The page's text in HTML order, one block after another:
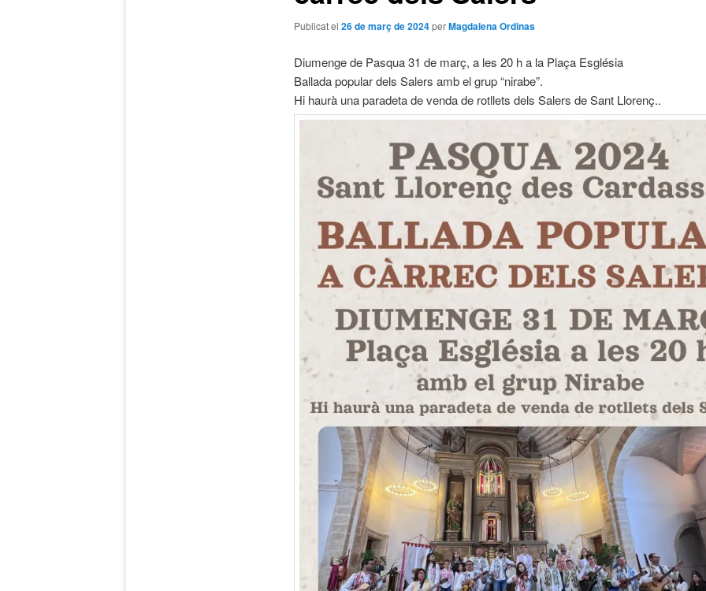
Publicat el 26 de març de 2024perMagdalena Ordinas
Diumenge de Pasqua 31 de març, a les 20 h a la Plaça Església
Ballada popular dels Salers amb el grup “nirabe”.
Hi haurà una paradeta de venda de rotllets dels Salers de Sant Llorenç..